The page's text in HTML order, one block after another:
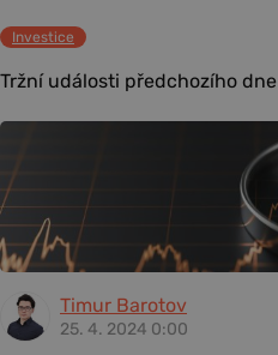
Investice
Tržní události předchozího dne
Timur Barotov
25. 4. 2024 0:00